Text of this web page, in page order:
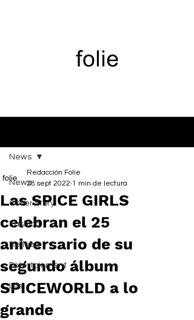
News
Cover Story
Fashion
Belleza
Entertainment
Life
News
Las SPICE GIRLS
celebran el 25
aniversario de su
segundo álbum
SPICEWORLD a lo
grande
Redacción Folie
28 sept 2022 1 min de lectura